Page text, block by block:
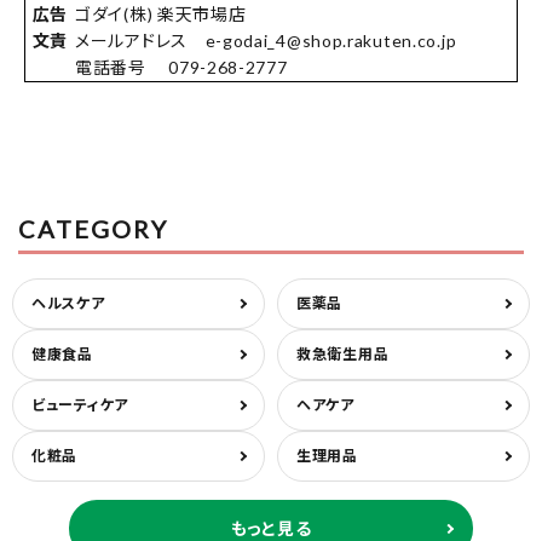
広告
文責
ゴダイ(株) 楽天市場店
メールアドレス e-godai_4@shop.rakuten.co.jp
電話番号 079-268-2777
CATEGORY
ヘルスケア 医薬品
健康食品 救急衛生用品
ビューティケア ヘアケア
化粧品 生理用品
もっと見る